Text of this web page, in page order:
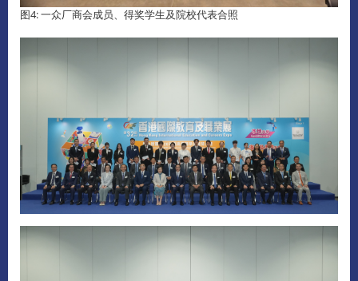
​图4: 一众厂商会成员、得奖学生及院校代表合照